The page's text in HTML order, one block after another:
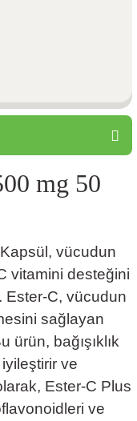
mg 50
vücudun
vitamini desteğini
Ester-C, vücudun
sağlayan
ürün, bağışıklık
iyileştirir ve
Ester-C Plus
ve